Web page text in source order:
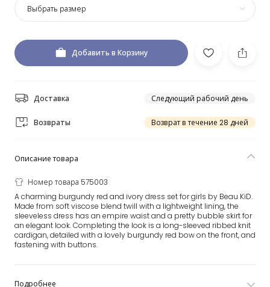
Выбрать размер
Добавить в Корзину
Доставка Следующий рабочий день
Возвраты Возврат в течение 28 дней
Описание товара
Номер товара 575003
A charming burgundy red and ivory dress set for girls by Beau KiD.
Made from soft viscose blend twill with a lightweight lining, the
sleeveless dress has an empire waist and a pretty bubble skirt for
an elegant look. Completing the look is a long-sleeved ribbed knit
cardigan, detailed with a lovely burgundy red bow on the front, and
fastening with buttons.
Подробнее